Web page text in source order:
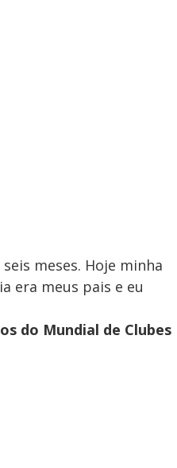
meses. Hoje minha
era meus pais e eu
do Mundial de Clubes